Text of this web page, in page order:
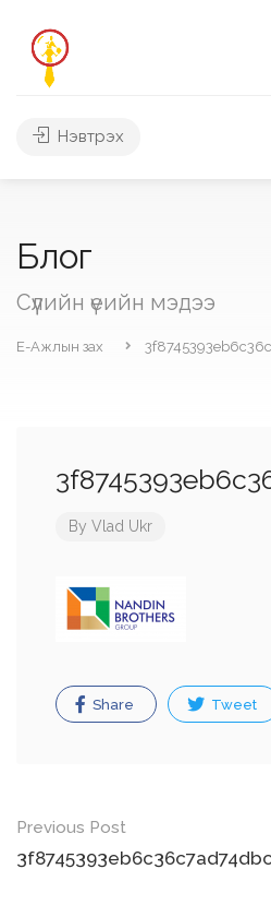
Нэвтрэх
Блог
Сүүлийн үеийн мэдээ
Е-Ажлын зах
By Vlad Ukr
Share Tweet
Post
navigation
Previous Post